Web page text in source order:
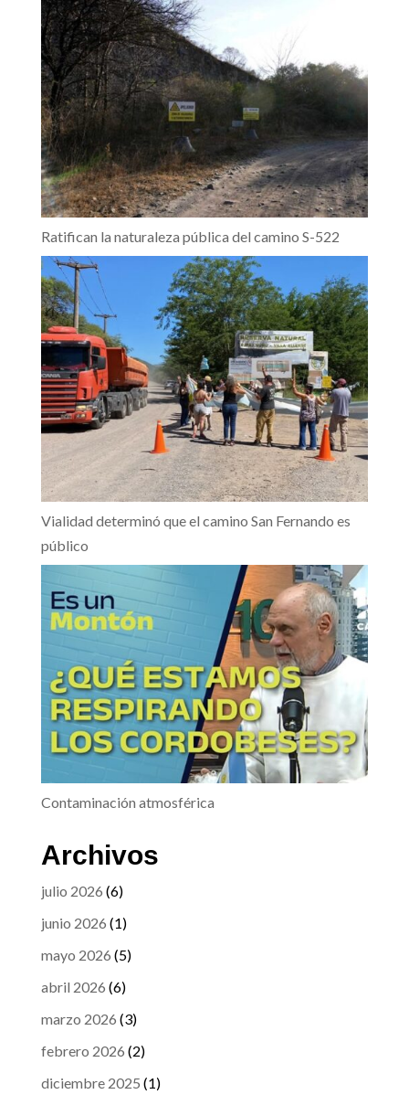
Ratifican la naturaleza pública del camino S-522
Vialidad determinó que el camino San Fernando es
público
Contaminación atmosférica
Archivos
julio 2026 (6)
junio 2026 (1)
mayo 2026 (5)
abril 2026 (6)
marzo 2026 (3)
febrero 2026 (2)
diciembre 2025 (1)